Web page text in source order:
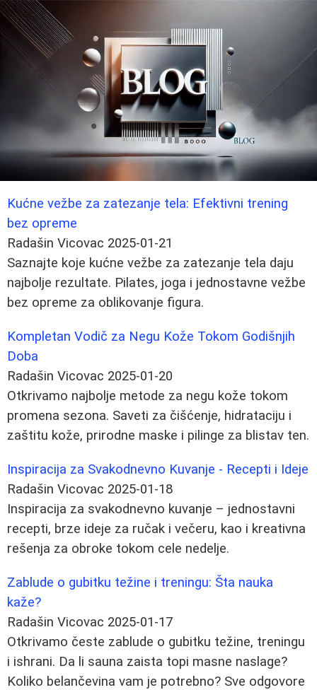
Kućne vežbe za zatezanje tela: Efektivni trening
bez opreme
Radašin Vicovac 2025-01-21
Saznajte koje kućne vežbe za zatezanje tela daju
najbolje rezultate. Pilates, joga i jednostavne vežbe
bez opreme za oblikovanje figura.
Kompletan Vodič za Negu Kože Tokom Godišnjih
Dobа
Radašin Vicovac 2025-01-20
Otkrivamo najbolje metode za negu kože tokom
promena sezona. Saveti za čišćenje, hidrataciju i
zaštitu kože, prirodne maske i pilinge za blistav ten.
Inspiracija za Svakodnevno Kuvanje - Recepti i Ideje
Radašin Vicovac 2025-01-18
Inspiracija za svakodnevno kuvanje – jednostavni
recepti, brze ideje za ručak i večeru, kao i kreativna
rešenja za obroke tokom cele nedelje.
Zablude o gubitku težine i treningu: Šta nauka
kaže?
Radašin Vicovac 2025-01-17
Otkrivamo česte zablude o gubitku težine, treningu
i ishrani. Da li sauna zaista topi masne naslage?
Koliko belančevina vam je potrebno? Sve odgovore